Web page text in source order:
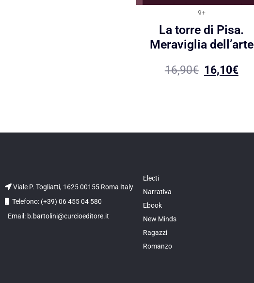
9+
La torre di Pisa.
Meraviglia dell’arte
16,90€ 16,10€
Viale P. Togliatti, 1625 00155 Roma Italy
Telefono: (+39) 06 455 04 580
Email: b.bartolini@curcioeditore.it
Electi
Narrativa
Ebook
New Minds
Ragazzi
Romanzo